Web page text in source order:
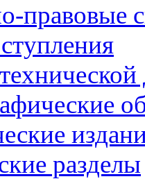
правовые
разделы